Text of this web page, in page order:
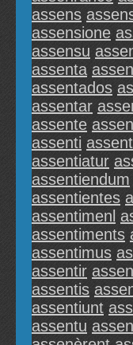
assens
assensione
assensu
assenta
assentados
assentar
assente
assenti
assentiatur
assentiendum
assentientes
assentimenl
assentiments
assentimus
assentir
assentis
assentiunt
assentu